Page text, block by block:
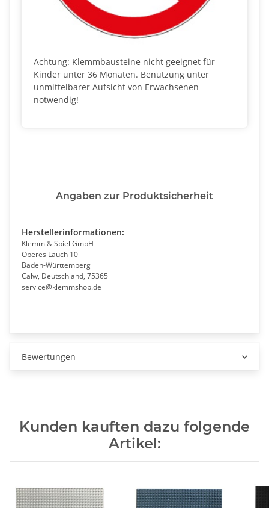
Achtung: Klemmbausteine nicht geeignet für
Kinder unter 36 Monaten. Benutzung unter
unmittelbarer Aufsicht von Erwachsenen
notwendig!
Angaben zur Produktsicherheit
Herstellerinformationen:
Klemm & Spiel GmbH
Oberes Lauch 10
Baden-Württemberg
Calw, Deutschland, 75365
service@klemmshop.de
Bewertungen
Kunden kauften dazu folgende
Artikel: